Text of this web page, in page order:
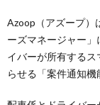
Azoop（アズープ）
ーズマネージャー
イバーが所有する
らせる「案件通知機